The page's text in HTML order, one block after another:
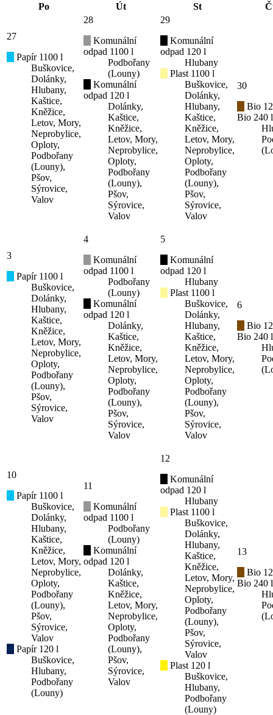
Po
Út St
27
Papír 1100 l
Buškovice,
Dolánky,
Hlubany,
Kaštice,
Kněžice,
Letov, Mory,
Neprobylice,
Oploty,
Podbořany
(Louny),
Pšov,
Sýrovice,
Valov
28
Komunální
odpad 1100 l
Podbořany
(Louny)
Komunální
odpad 120 l
Dolánky,
Kaštice,
Kněžice,
Letov, Mory,
Neprobylice,
Oploty,
Podbořany
(Louny),
Pšov,
Sýrovice,
Valov
29
Komunální
odpad 120 l
Hlubany
Plast 1100 l
Buškovice,
Dolánky,
Hlubany,
Kaštice,
Kněžice,
Letov, Mory,
Neprobylice,
Oploty,
Podbořany
(Louny),
Pšov,
Sýrovice,
Valov
30
Bio
Bio 240 l
3
Papír 1100 l
Buškovice,
Dolánky,
Hlubany,
Kaštice,
Kněžice,
Letov, Mory,
Neprobylice,
Oploty,
Podbořany
(Louny),
Pšov,
Sýrovice,
Valov
4
Komunální
odpad 1100 l
Podbořany
(Louny)
Komunální
odpad 120 l
Dolánky,
Kaštice,
Kněžice,
Letov, Mory,
Neprobylice,
Oploty,
Podbořany
(Louny),
Pšov,
Sýrovice,
Valov
5
Komunální
odpad 120 l
Hlubany
Plast 1100 l
Buškovice,
Dolánky,
Hlubany,
Kaštice,
Kněžice,
Letov, Mory,
Neprobylice,
Oploty,
Podbořany
(Louny),
Pšov,
Sýrovice,
Valov
6
Bio
Bio 240 l
10
Papír 1100 l
Buškovice,
Dolánky,
Hlubany,
Kaštice,
Kněžice,
Letov, Mory,
Neprobylice,
Oploty,
Podbořany
(Louny),
Pšov,
Sýrovice,
Valov
Papír 120 l
Buškovice,
Hlubany,
Podbořany
(Louny)
11
Komunální
odpad 1100 l
Podbořany
(Louny)
Komunální
odpad 120 l
Dolánky,
Kaštice,
Kněžice,
Letov, Mory,
Neprobylice,
Oploty,
Podbořany
(Louny),
Pšov,
Sýrovice,
Valov
12
Komunální
odpad 120 l
Hlubany
Plast 1100 l
Buškovice,
Dolánky,
Hlubany,
Kaštice,
Kněžice,
Letov, Mory,
Neprobylice,
Oploty,
Podbořany
(Louny),
Pšov,
Sýrovice,
Valov
Plast 120 l
Buškovice,
Hlubany,
Podbořany
(Louny)
13
Bio
Bio 240 l